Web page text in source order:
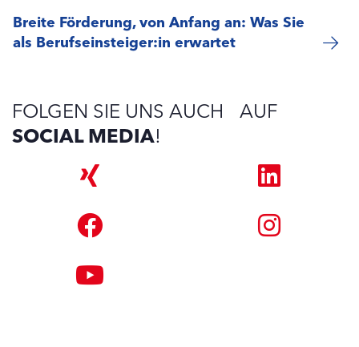
Breite Förderung, von Anfang an: Was Sie
als Berufseinsteiger:in erwartet
FOLGEN SIE UNS AUCH AUF
SOCIAL MEDIA!